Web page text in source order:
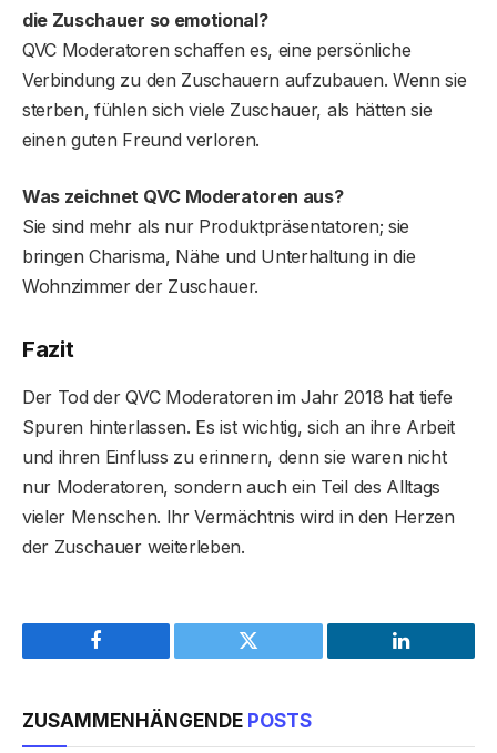
die Zuschauer so emotional?
QVC Moderatoren schaffen es, eine persönliche
Verbindung zu den Zuschauern aufzubauen. Wenn sie
sterben, fühlen sich viele Zuschauer, als hätten sie
einen guten Freund verloren.
Was zeichnet QVC Moderatoren aus?
Sie sind mehr als nur Produktpräsentatoren; sie
bringen Charisma, Nähe und Unterhaltung in die
Wohnzimmer der Zuschauer.
Fazit
Der Tod der QVC Moderatoren im Jahr 2018 hat tiefe
Spuren hinterlassen. Es ist wichtig, sich an ihre Arbeit
und ihren Einfluss zu erinnern, denn sie waren nicht
nur Moderatoren, sondern auch ein Teil des Alltags
vieler Menschen. Ihr Vermächtnis wird in den Herzen
der Zuschauer weiterleben.
Facebook Twitter LinkedIn
ZUSAMMENHÄNGENDE POSTS